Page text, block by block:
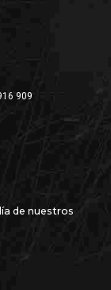
909
de nuestros